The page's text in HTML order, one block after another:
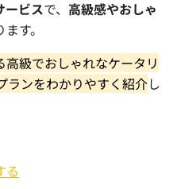
ービスで、 高級感やおしゃ
す。
級でおしゃれなケータリ
ランをわかりやすく紹介し
る